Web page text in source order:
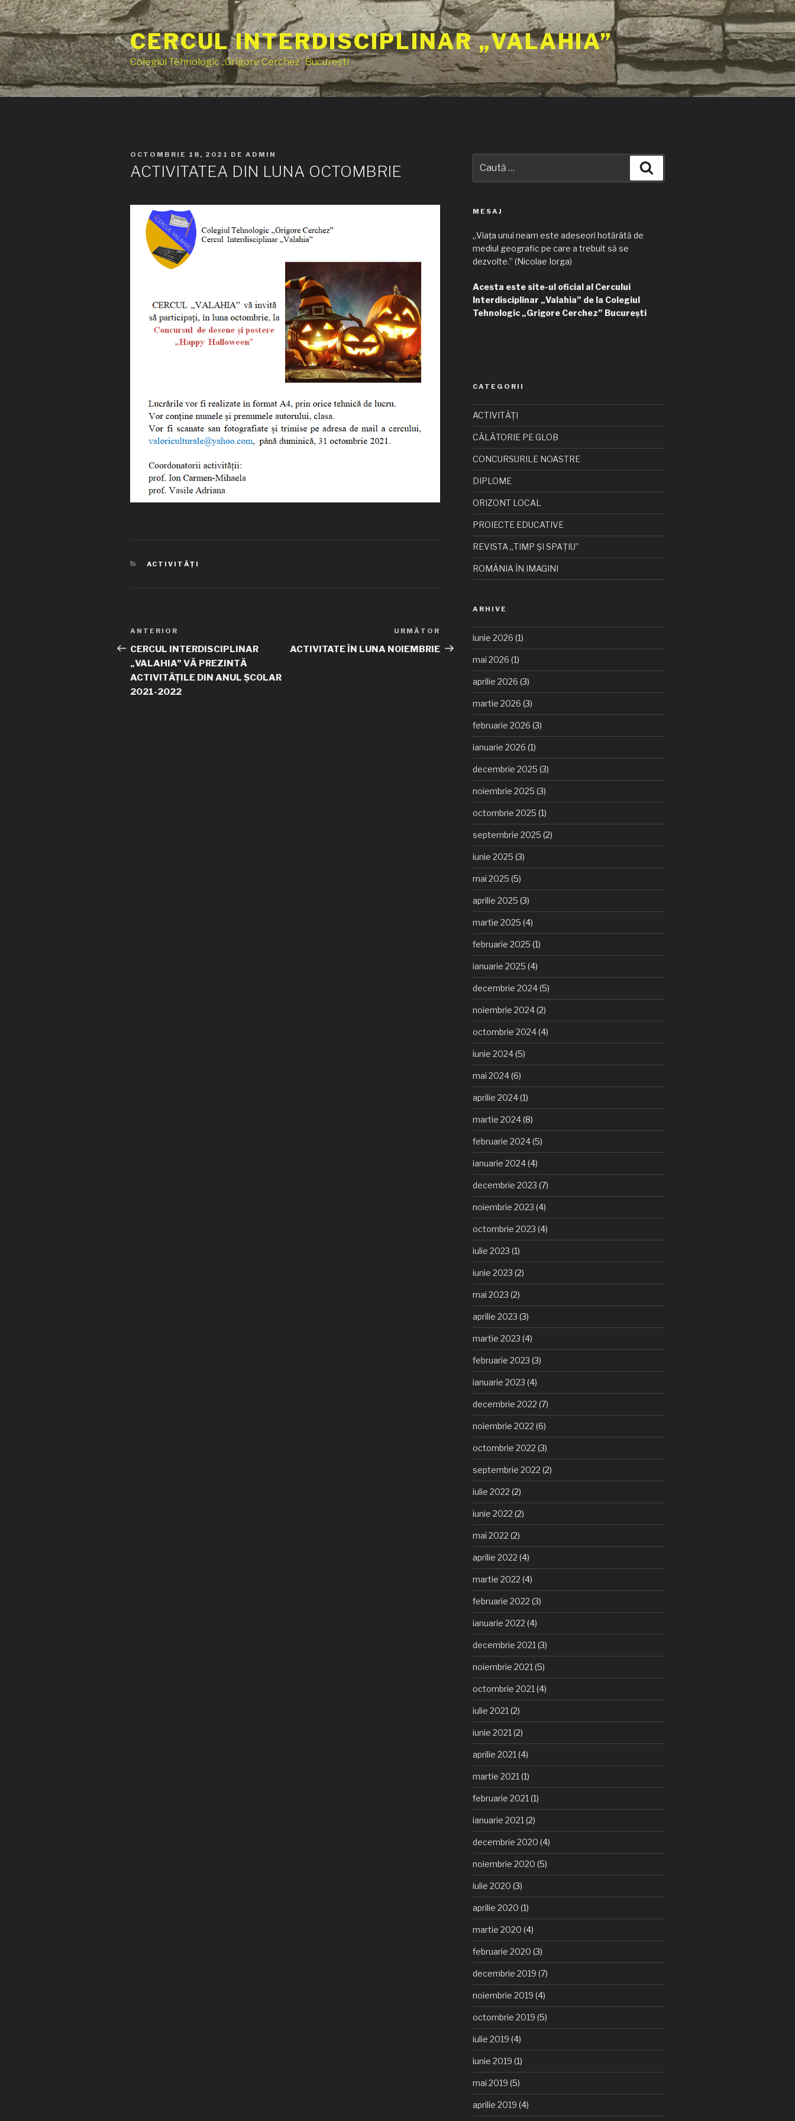
Sari
la
conținut
CERCUL INTERDISCIPLINAR „VALAHIA”
Colegiul Tehnologic „Grigore Cerchez” București
PUBLICAT
PE
OCTOMBRIE 18, 2021 DE ADMIN
ACTIVITATEA DIN LUNA OCTOMBRIE
CATEGORII
ACTIVITĂȚI
Navigare
în
articole
Articolul
anterior
ANTERIOR
CERCUL INTERDISCIPLINAR
„VALAHIA” VĂ PREZINTĂ
ACTIVITĂȚILE DIN ANUL ȘCOLAR
2021-2022
Articolul
următor
URMĂTOR
ACTIVITATE ÎN LUNA NOIEMBRIE
după:
MESAJ
„Viața unui neam este adeseori hotărâtă de
mediul geografic pe care a trebuit să se
dezvolte.” (Nicolae Iorga)
Acesta este site-ul oficial al Cercului
Interdisciplinar „Valahia” de la Colegiul
Tehnologic „Grigore Cerchez” București
CATEGORII
ACTIVITĂȚI
CĂLĂTORIE PE GLOB
CONCURSURILE NOASTRE
DIPLOME
ORIZONT LOCAL
PROIECTE EDUCATIVE
REVISTA „TIMP ȘI SPAȚIU”
ROMÂNIA ÎN IMAGINI
ARHIVE
iunie 2026 (1)
mai 2026 (1)
aprilie 2026 (3)
martie 2026 (3)
februarie 2026 (3)
ianuarie 2026 (1)
decembrie 2025 (3)
noiembrie 2025 (3)
octombrie 2025 (1)
septembrie 2025 (2)
iunie 2025 (3)
mai 2025 (5)
aprilie 2025 (3)
martie 2025 (4)
februarie 2025 (1)
ianuarie 2025 (4)
decembrie 2024(5)
noiembrie 2024(2)
octombrie 2024(4)
iunie 2024(5)
mai 2024(6)
aprilie 2024(1)
martie 2024(8)
februarie 2024(5)
ianuarie 2024(4)
decembrie 2023 (7)
noiembrie 2023 (4)
octombrie 2023 (4)
iulie 2023 (1)
iunie 2023 (2)
mai 2023 (2)
aprilie 2023 (3)
martie 2023 (4)
februarie 2023 (3)
ianuarie 2023 (4)
decembrie 2022 (7)
noiembrie 2022 (6)
octombrie 2022 (3)
septembrie 2022 (2)
iulie 2022 (2)
iunie 2022 (2)
mai 2022 (2)
aprilie 2022 (4)
martie 2022 (4)
februarie 2022 (3)
ianuarie 2022 (4)
decembrie 2021 (3)
noiembrie 2021 (5)
octombrie 2021 (4)
iulie 2021 (2)
iunie 2021 (2)
aprilie 2021 (4)
martie 2021 (1)
februarie 2021 (1)
ianuarie 2021 (2)
decembrie 2020 (4)
noiembrie 2020 (5)
iulie 2020 (3)
aprilie 2020 (1)
martie 2020 (4)
februarie 2020 (3)
decembrie 2019 (7)
noiembrie 2019 (4)
octombrie 2019 (5)
iulie 2019 (4)
iunie 2019 (1)
mai 2019 (5)
aprilie 2019 (4)